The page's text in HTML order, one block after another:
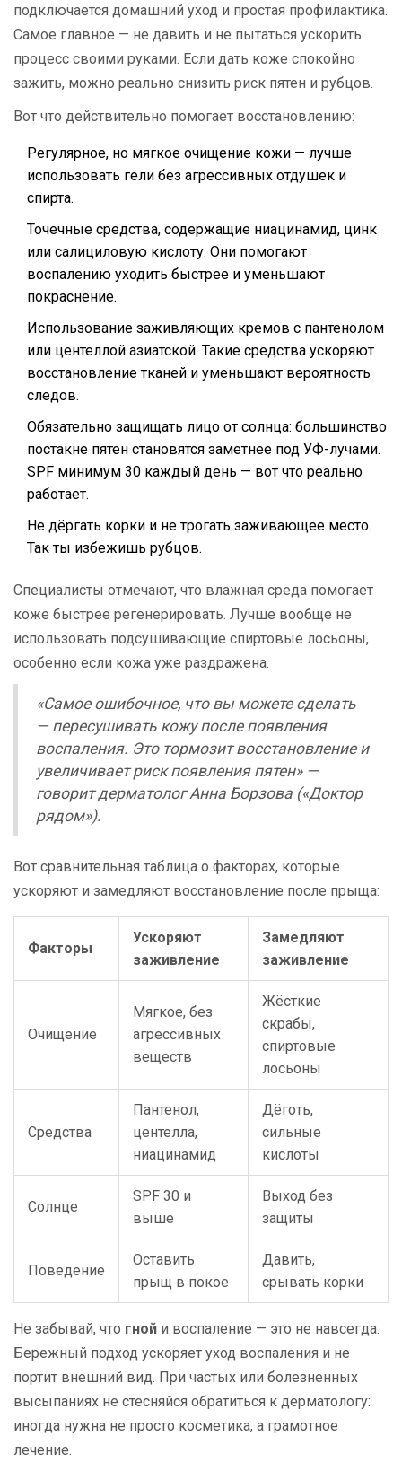
подключается домашний уход и простая профилактика.
Самое главное — не давить и не пытаться ускорить
процесс своими руками. Если дать коже спокойно
зажить, можно реально снизить риск пятен и рубцов.
Вот что действительно помогает восстановлению:
Регулярное, но мягкое очищение кожи — лучше
использовать гели без агрессивных отдушек и
спирта.
Точечные средства, содержащие ниацинамид, цинк
или салициловую кислоту. Они помогают
воспалению уходить быстрее и уменьшают
покраснение.
Использование заживляющих кремов с пантенолом
или центеллой азиатской. Такие средства ускоряют
восстановление тканей и уменьшают вероятность
следов.
Обязательно защищать лицо от солнца: большинство
постакне пятен становятся заметнее под УФ-лучами.
SPF минимум 30 каждый день — вот что реально
работает.
Не дёргать корки и не трогать заживающее место.
Так ты избежишь рубцов.
Специалисты отмечают, что влажная среда помогает
коже быстрее регенерировать. Лучше вообще не
использовать подсушивающие спиртовые лосьоны,
особенно если кожа уже раздражена.
«Самое ошибочное, что вы можете сделать
— пересушивать кожу после появления
воспаления. Это тормозит восстановление и
увеличивает риск появления пятен» —
говорит дерматолог Анна Борзова («Доктор
рядом»).
Вот сравнительная таблица о факторах, которые
ускоряют и замедляют восстановление после прыща:
Факторы
Ускоряют
заживление
Замедляют
заживление
Очищение
Мягкое, без
агрессивных
веществ
Жёсткие
скрабы,
спиртовые
лосьоны
Средства
Пантенол,
центелла,
ниацинамид
Дёготь,
сильные
кислоты
Солнце
SPF 30 и
выше
Выход без
защиты
Поведение
Оставить
прыщ в покое
Давить,
срывать корки
Не забывай, что гной и воспаление — это не навсегда.
Бережный подход ускоряет уход воспаления и не
портит внешний вид. При частых или болезненных
высыпаниях не стесняйся обратиться к дерматологу:
иногда нужна не просто косметика, а грамотное
лечение.